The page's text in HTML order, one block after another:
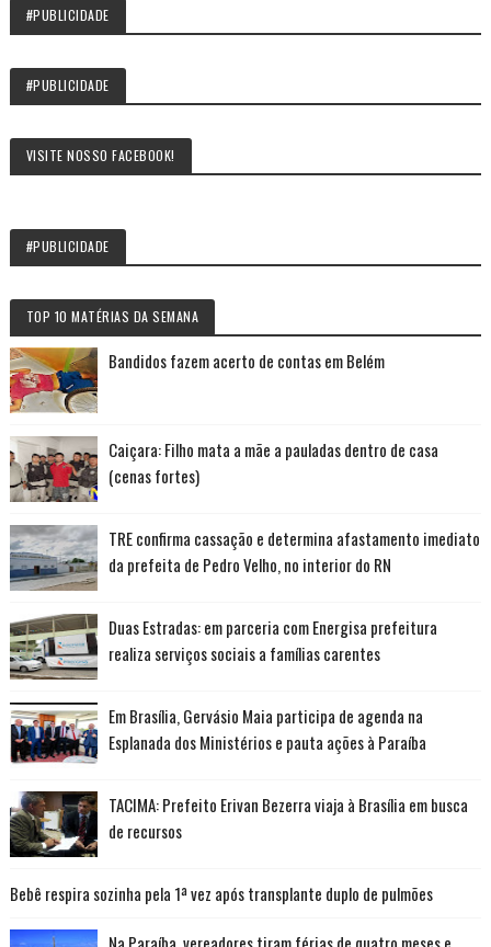
#PUBLICIDADE
#PUBLICIDADE
VISITE NOSSO FACEBOOK!
#PUBLICIDADE
TOP 10 MATÉRIAS DA SEMANA
Bandidos fazem acerto de contas em Belém
Caiçara: Filho mata a mãe a pauladas dentro de casa
(cenas fortes)
TRE confirma cassação e determina afastamento imediato
da prefeita de Pedro Velho, no interior do RN
Duas Estradas: em parceria com Energisa prefeitura
realiza serviços sociais a famílias carentes
Em Brasília, Gervásio Maia participa de agenda na
Esplanada dos Ministérios e pauta ações à Paraíba
TACIMA: Prefeito Erivan Bezerra viaja à Brasília em busca
de recursos
Bebê respira sozinha pela 1ª vez após transplante duplo de pulmões